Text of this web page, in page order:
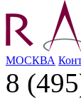
МОСКВА
8